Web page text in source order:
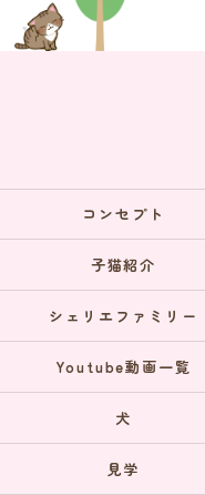
コンセプト
子猫紹介
シェリエファミリー
Youtube動画一覧
犬
見学